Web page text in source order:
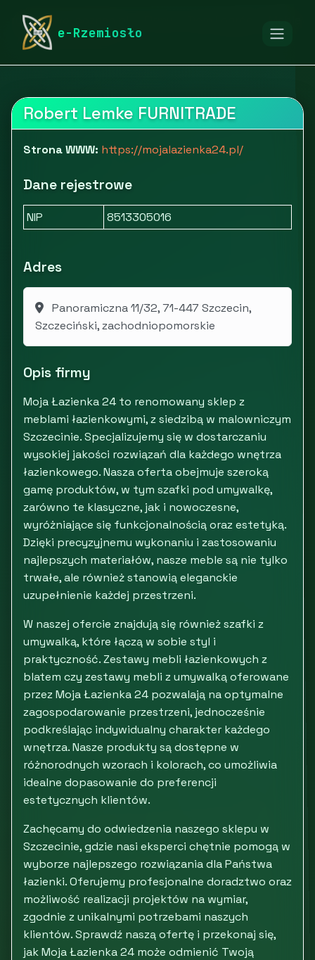
e-Rzemiosło
rymarstwo-poznan.pl
Moja Łazienka 24
Robert Lemke FURNITRADE
Strona WWW: https://mojalazienka24.pl/
Dane rejestrowe
NIP 8513305016
Adres
Panoramiczna 11/32, 71-447 Szczecin,
Szczeciński, zachodniopomorskie
Opis firmy
Moja Łazienka 24 to renomowany sklep z
meblami łazienkowymi, z siedzibą w malowniczym
Szczecinie. Specjalizujemy się w dostarczaniu
wysokiej jakości rozwiązań dla każdego wnętrza
łazienkowego. Nasza oferta obejmuje szeroką
gamę produktów, w tym szafki pod umywalkę,
zarówno te klasyczne, jak i nowoczesne,
wyróżniające się funkcjonalnością oraz estetyką.
Dzięki precyzyjnemu wykonaniu i zastosowaniu
najlepszych materiałów, nasze meble są nie tylko
trwałe, ale również stanowią eleganckie
uzupełnienie każdej przestrzeni.
W naszej ofercie znajdują się również szafki z
umywalką, które łączą w sobie styl i
praktyczność. Zestawy mebli łazienkowych z
blatem czy zestawy mebli z umywalką oferowane
przez Moja Łazienka 24 pozwalają na optymalne
zagospodarowanie przestrzeni, jednocześnie
podkreślając indywidualny charakter każdego
wnętrza. Nasze produkty są dostępne w
różnorodnych wzorach i kolorach, co umożliwia
idealne dopasowanie do preferencji
estetycznych klientów.
Zachęcamy do odwiedzenia naszego sklepu w
Szczecinie, gdzie nasi eksperci chętnie pomogą w
wyborze najlepszego rozwiązania dla Państwa
łazienki. Oferujemy profesjonalne doradztwo oraz
możliwość realizacji projektów na wymiar,
zgodnie z unikalnymi potrzebami naszych
klientów. Sprawdź naszą ofertę i przekonaj się,
jak Moja Łazienka 24 może odmienić Twoją